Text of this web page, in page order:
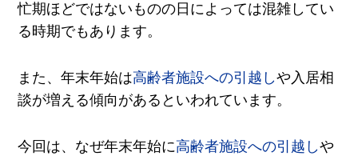
忙期ほどではないものの日によっては混雑してい
る時期でもあります。
また、年末年始は高齢者施設への引越しや入居相
談が増える傾向があるといわれています。
今回は、なぜ年末年始に高齢者施設への引越しや